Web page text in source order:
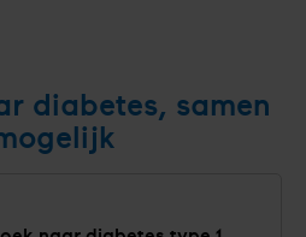
diabetes, samen